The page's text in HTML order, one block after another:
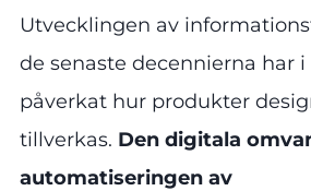
Utvecklingen av
de senaste decennierna har i
påverkat hur produkter
tillverkas. Den digitala
automatiseringen av